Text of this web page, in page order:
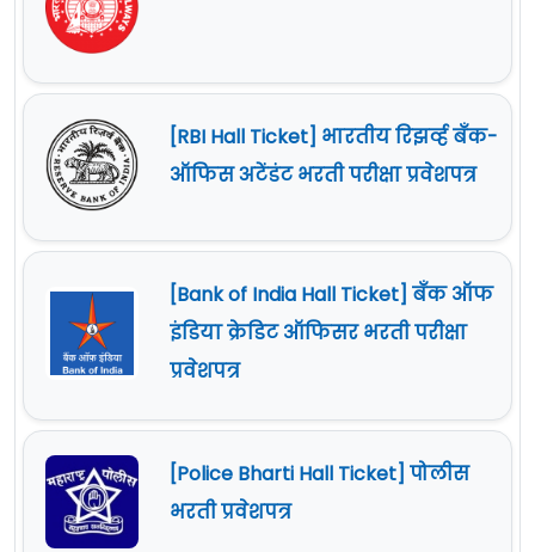
[RBI Hall Ticket] भारतीय रिझर्व्ह बँक-
ऑफिस अटेंडंट भरती परीक्षा प्रवेशपत्र
[Bank of India Hall Ticket] बँक ऑफ
इंडिया क्रेडिट ऑफिसर भरती परीक्षा
प्रवेशपत्र
[Police Bharti Hall Ticket] पोलीस
भरती प्रवेशपत्र